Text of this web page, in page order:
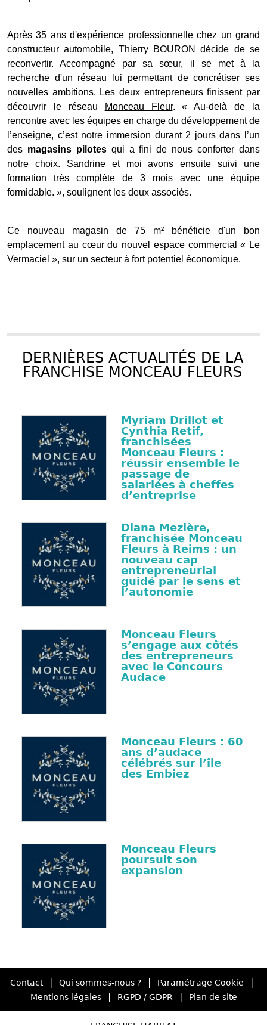
Après 35 ans d'expérience professionnelle chez un grand
constructeur automobile, Thierry BOURON décide de se
reconvertir. Accompagné par sa sœur, il se met à la
recherche d'un réseau lui permettant de concrétiser ses
nouvelles ambitions. Les deux entrepreneurs finissent par
découvrir le réseau
Monceau Fleur. « Au-delà de la
rencontre avec les équipes en charge du développement de
l’enseigne, c’est notre immersion durant 2 jours dans l’un
des magasins pilotesqui a fini de nous conforter dans
notre choix. Sandrine et moi avons ensuite suivi une
formation très complète de 3 mois avec une équipe
formidable. », soulignent les deux associés.
Ce nouveau magasin de 75 m² bénéficie d'un bon
emplacement au cœur du nouvel espace commercial « Le
Vermaciel », sur un secteur à fort potentiel économique.
DERNIÈRES ACTUALITÉS DE LA
FRANCHISE MONCEAU FLEURS
Myriam Drillot et
Cynthia Retif,
franchisées
Monceau Fleurs :
réussir ensemble le
passage de
salariées à cheffes
d’entreprise
Diana Mezière,
franchisée Monceau
Fleurs à Reims : un
nouveau cap
entrepreneurial
guidé par le sens et
l’autonomie
Monceau Fleurs
s’engage aux côtés
des entrepreneurs
avec le Concours
Audace
Monceau Fleurs : 60
ans d’audace
célébrés sur l’île
des Embiez
Monceau Fleurs
poursuit son
expansion
Contact Qui sommes-nous ? Paramétrage Cookie
Mentions légales RGPD / GDPR Plan de site